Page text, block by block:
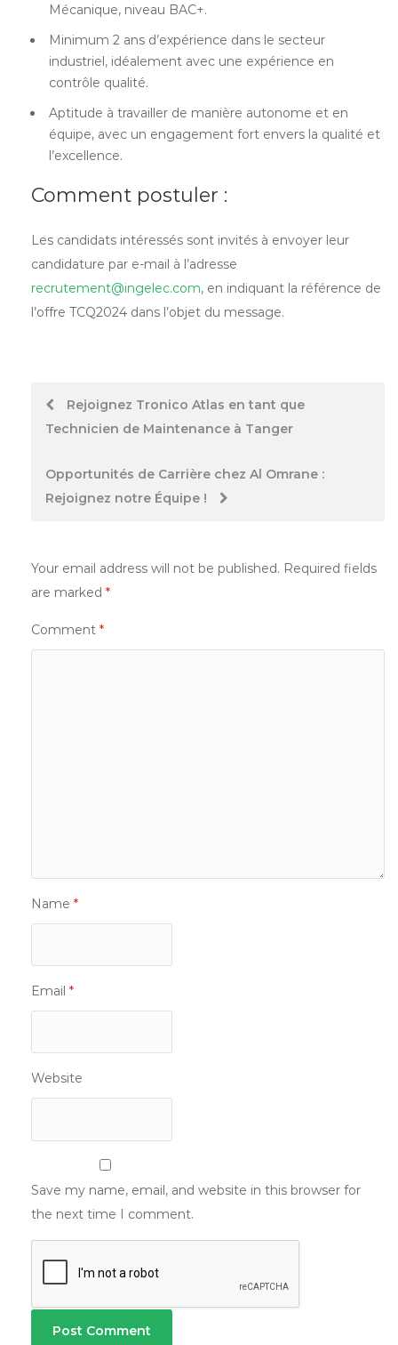
Mécanique, niveau BAC+.
Minimum 2 ans d’expérience dans le secteur
industriel, idéalement avec une expérience en
contrôle qualité.
Aptitude à travailler de manière autonome et en
équipe, avec un engagement fort envers la qualité et
l’excellence.
Comment postuler :
Les candidats intéressés sont invités à envoyer leur
candidature par e-mail à l’adresse
recrutement@ingelec.com, en indiquant la référence de
l’offre TCQ2024 dans l’objet du message.
PostRejoignez Tronico Atlas en tant que
Technicien de Maintenance à Tanger
Opportunités de Carrière chez Al Omrane :
Rejoignez notre Équipe !
Your email address will not be published. Required fields
are marked *
Comment *
Name *
Email *
Website
Save my name, email, and website in this browser for
the next time I comment.